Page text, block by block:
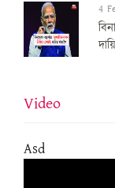
4
Video
Asd